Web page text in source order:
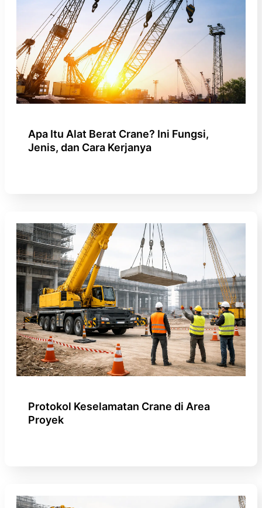
Apa Itu Alat Berat Crane? Ini Fungsi,
Jenis, dan Cara Kerjanya
Protokol Keselamatan Crane di Area
Proyek